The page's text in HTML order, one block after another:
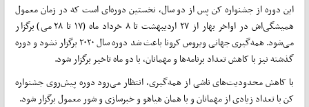
این دوره از جشنواره کن پس از دو سال، نخستین دوره‌ای است که در زمان معمول
همیشگی‌اش در اواخر بهار از ۲۷ اردیبهشت تا ۸ خرداد ماه (۱۷ تا ۲۸ می) برگزار
می‌شود. همه‌گیری جهانی ویروس کرونا باعث شد دوره سال ۲۰۲۰ برگزار نشود و دوره
گذشته نیز با کاهش تعداد برنامه‌ها و مهمانان، با دو ماه تاخیر برگزار شود.
با کاهش محدودیت‌های ناشی از همه‌گیری، انتظار می‌رود دوره پیش‌روی جشنواره
کن با تعداد زیادی از مهمانان و با همان هیاهو و خبرسازی و شور معمول برگزار شود.